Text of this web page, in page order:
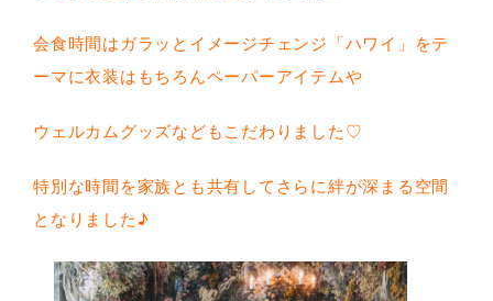
会食時間はガラッとイメージチェンジ「ハワイ」をテ
ーマに衣装はもちろんペーパーアイテムや
ウェルカムグッズなどもこだわりました♡
特別な時間を家族とも共有してさらに絆が深まる空間
となりました♪